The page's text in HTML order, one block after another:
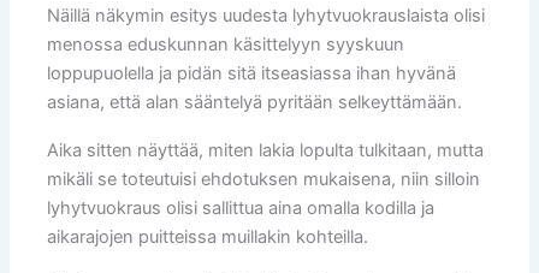
Näillä näkymin esitys uudesta lyhytvuokrauslaista olisi
menossa eduskunnan käsittelyyn syyskuun
loppupuolella ja pidän sitä itseasiassa ihan hyvänä
asiana, että alan sääntelyä pyritään selkeyttämään.
Aika sitten näyttää, miten lakia lopulta tulkitaan, mutta
mikäli se toteutuisi ehdotuksen mukaisena, niin silloin
lyhytvuokraus olisi sallittua aina omalla kodilla ja
aikarajojen puitteissa muillakin kohteilla.